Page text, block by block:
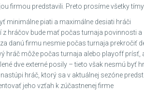
firmou predstavili. Preto prosíme všetky
minimálne piati a maximálne desiati hráči
z hráčov bude mať počas turnaja povinnosti
danú firmu nesmie počas turnaja prekročiť
hráč môže počas turnaja alebo playoff
dve externé posily – tieto však nesmú byť
nastúpi hráč, ktorý sa v aktuálnej sezóne
jeho vzťah k zúčastnenej firme